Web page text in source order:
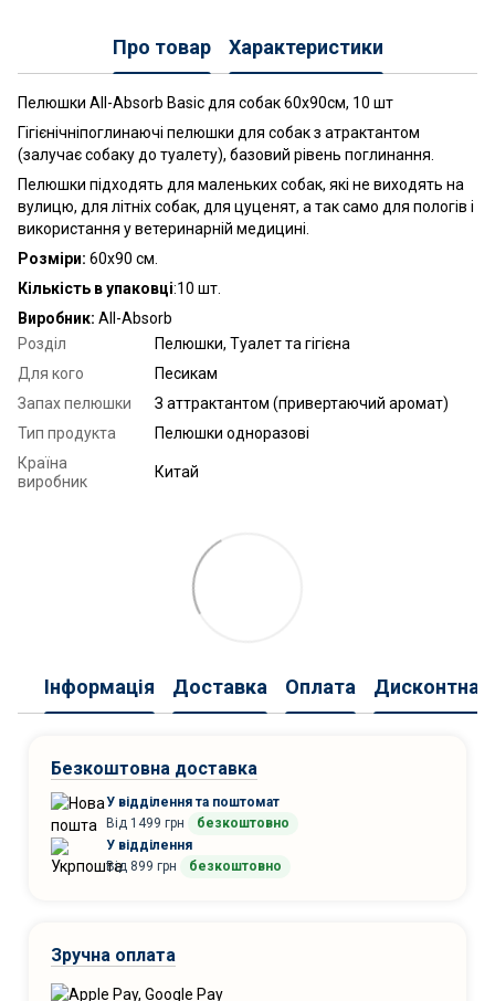
Про товар Характеристики
Пелюшки All-Absorb Basic для собак 60х90см, 10 шт
Гігієнічніпоглинаючі пелюшки для собак з атрактантом
(залучає собаку до туалету), базовий рівень поглинання.
Пелюшки підходять для маленьких собак, які не виходять на
вулицю, для літніх собак, для цуценят, а так само для пологів і
використання у ветеринарній медицині.
Розміри: 60х90 см.
Кількість в упаковці:10 шт.
Виробник: All-Absorb
Розділ
Пелюшки, Туалет та гігієна
Для кого
Песикам
Запах пелюшки
З аттрактантом (привертаючий аромат)
Тип продукта
Пелюшки одноразові
Країна
виробник
Китай
Інформація Доставка Оплата Дисконтна
Безкоштовна доставка
У відділення та поштомат
Від 1499 грн
безкоштовно
У відділення
Від 899 грн
безкоштовно
Зручна оплата